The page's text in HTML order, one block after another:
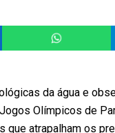
da água e
Olímpicos de
que atrapalham os